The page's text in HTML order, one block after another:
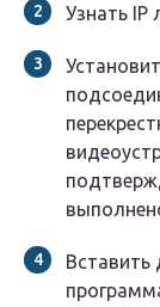
Узнать IP
Вставить